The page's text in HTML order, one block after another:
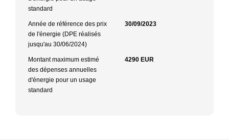
standard
Année de référence des prix
de l'énergie (DPE réalisés
jusqu'au 30/06/2024)
30/09/2023
Montant maximum estimé
des dépenses annuelles
d'énergie pour un usage
standard
4290 EUR